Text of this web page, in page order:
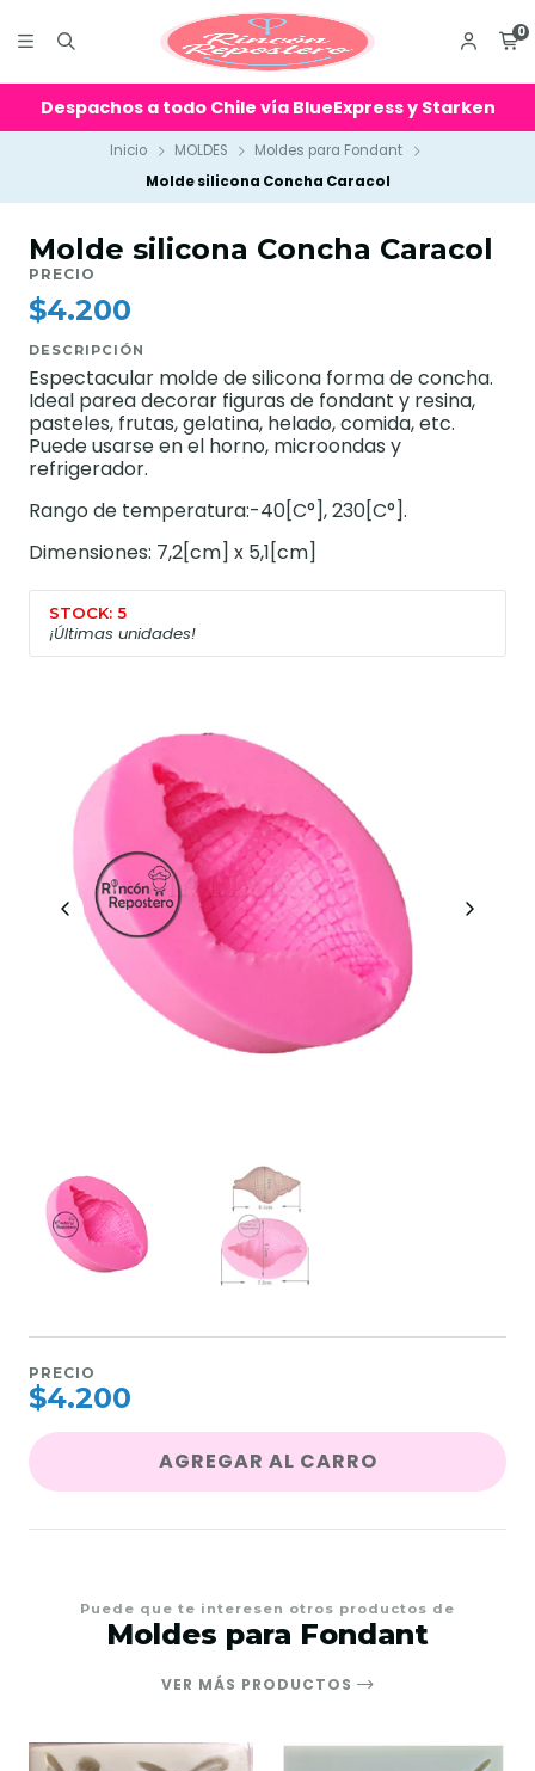
0
Despachos a todo Chile vía BlueExpress y Starken
Inicio MOLDES
Moldes para Fondant
Molde silicona Concha Caracol
Molde silicona Concha Caracol
PRECIO
$4.200
DESCRIPCIÓN
Espectacular molde de silicona forma de concha.
Ideal parea decorar figuras de fondant y resina,
pasteles, frutas, gelatina, helado, comida, etc.
Puede usarse en el horno, microondas y
refrigerador.
Rango de temperatura:-40[C°], 230[C°].
Dimensiones: 7,2[cm] x 5,1[cm]
STOCK: 5
¡Últimas unidades!
PRECIO
$4.200
AGREGAR AL CARRO
Puede que te interesen otros productos de
Moldes para Fondant
VER MÁS PRODUCTOS